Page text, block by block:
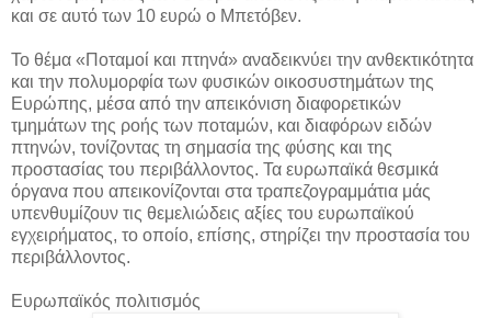
και σε αυτό των 10 ευρώ ο Μπετόβεν.
Το θέμα «Ποταμοί και πτηνά» αναδεικνύει την ανθεκτικότητα
και την πολυμορφία των φυσικών οικοσυστημάτων της
Ευρώπης, μέσα από την απεικόνιση διαφορετικών
τμημάτων της ροής των ποταμών, και διαφόρων ειδών
πτηνών, τονίζοντας τη σημασία της φύσης και της
προστασίας του περιβάλλοντος. Τα ευρωπαϊκά θεσμικά
όργανα που απεικονίζονται στα τραπεζογραμμάτια μάς
υπενθυμίζουν τις θεμελιώδεις αξίες του ευρωπαϊκού
εγχειρήματος, το οποίο, επίσης, στηρίζει την προστασία του
περιβάλλοντος.
Ευρωπαϊκός πολιτισμός